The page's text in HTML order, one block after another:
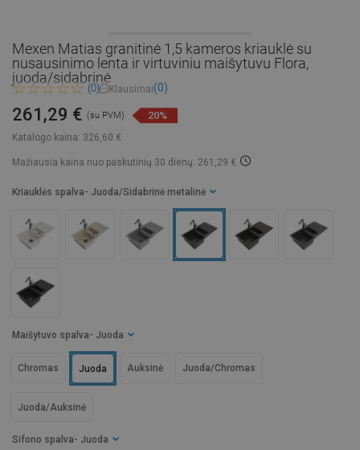
Mexen Matias granitinė 1,5 kameros kriauklė su
nusausinimo lenta ir virtuviniu maišytuvu Flora,
juoda/sidabrinė
(0) Klausimai(0)
Katalogo kaina: 326,60 €
261,29 € (su PVM) 20%
Mažiausia kaina nuo paskutinių 30 dienų: 261,29 €
Sifono spalva - Juoda
Kriauklės spalva - Juoda/Sidabrinė metalinė
Maišytuvo spalva - Juoda
Juoda
Chromas Auksinė Juoda/Chromas
Juoda/Auksinė